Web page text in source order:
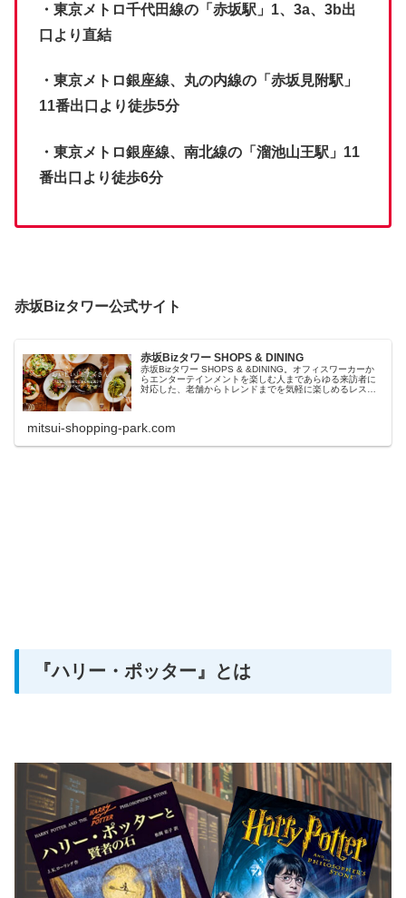
・東京メトロ千代田線の「赤坂駅」 1、 3a、 3b出
口より直結
・東京メトロ銀座線、丸の内線の「赤坂見附駅」
11番出口より徒歩5分
・東京メトロ銀座線、南北線の「溜池山王駅」 11
番出口より徒歩6分
赤坂Bizタワー公式サイト
赤坂Bizタワー SHOPS & DINING
赤坂Bizタワー SHOPS & &DINING。オフィスワーカーか
らエンターテインメントを楽しむ人まであらゆる来訪者に
対応した、老舗からトレンドまでを気軽に楽しめるレスト
mitsui-shopping-park.com
『ハリー・ポッター』とは